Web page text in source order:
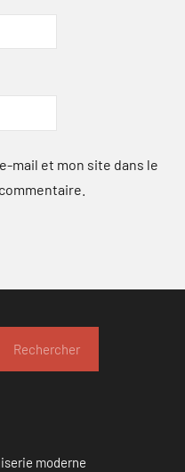
mail et mon site dans le
Rechercher
moderne